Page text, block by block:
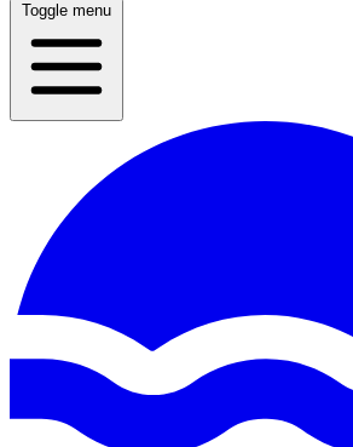
Toggle menu